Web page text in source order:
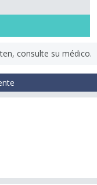
consulte su médico.